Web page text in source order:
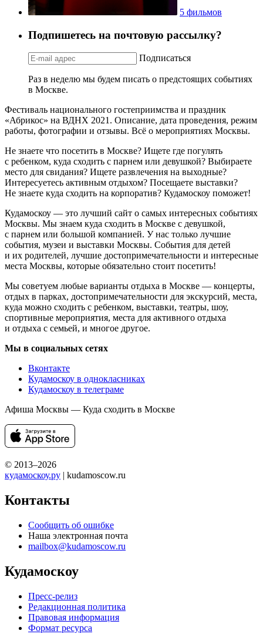
5 фильмов
Подпишетесь на почтовую рассылку?
Подписаться
Раз в неделю мы будем писать о предстоящих событиях
в Москве.
Фестиваль национального гостеприимства и праздник
«Абрикос» на ВДНХ 2021. Описание, дата проведения, режим
работы, фотографии и отзывы. Всё о мероприятиях Москвы.
Не знаете что посетить в Москве? Ищете где погулять
с ребенком, куда сходить с парнем или девушкой? Выбираете
место для свидания? Ищете развлечения на выходные?
Интересуетесь активным отдыхом? Посещаете выставки?
Не знаете куда сходить на корпоратив? Кудамоскоу поможет!
Кудамоскоу — это лучший сайт о самых интересных событиях
Москвы. Мы знаем куда сходить в Москве с девушкой,
с парнем или большой компанией. У нас только лучшие
события, музеи и выставки Москвы. События для детей
и их родителей, лучшие достопримечательности и интересные
места Москвы, которые обязательно стоит посетить!
Мы советуем любые варианты отдыха в Москве — концерты,
отдых в парках, достопримечательности для экскурсий, места,
куда можно сходить с ребенком, выставки, театры, шоу,
спортивные мероприятия, места для активного отдыха
и отдыха с семьей, и многое другое.
Мы в социальных сетях
Вконтакте
Кудамоскоу в однокласниках
Кудамоскоу в телеграме
Афиша Москвы — Куда сходить в Москве
© 2013–2026
кудамоскоу.ру | kudamoscow.ru
Контакты
Сообщить об ошибке
Наша электронная почта
mailbox@kudamoscow.ru
Кудамоскоу
Пресс-релиз
Редакционная политика
Правовая информация
Формат ресурса